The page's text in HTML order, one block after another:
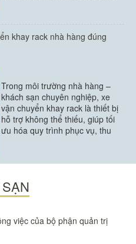
khay rack nhà hàng đúng
Trong môi trường nhà hàng –
khách sạn chuyên nghiệp, xe
vận chuyển khay rack là thiết bị
hỗ trợ không thể thiếu, giúp tối
ưu hóa quy trình phục vụ, thu
việc của bộ phận quản trị